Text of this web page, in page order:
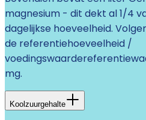
magnesium - dit dekt al 1/4
dagelijkse hoeveelheid.
de referentiehoeveelheid /
mg.
Koolzuurgehalte